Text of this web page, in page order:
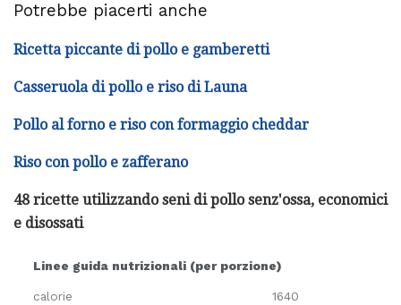
Potrebbe piacerti anche
Ricetta piccante di pollo e gamberetti
Casseruola di pollo e riso di Launa
Pollo al forno e riso con formaggio cheddar
Riso con pollo e zafferano
48 ricette utilizzando seni di pollo senz'ossa, economici
e disossati
Linee guida nutrizionali (per porzione)
calorie 1640